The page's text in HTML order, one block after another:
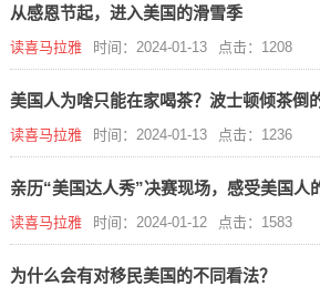
从感恩节起，进入美国的滑雪季
读喜马拉雅 时间：2024-01-13 点击：1208
美国人为啥只能在家喝茶？波士顿倾茶倒
读喜马拉雅 时间：2024-01-13 点击：1236
亲历“美国达人秀”决赛现场，感受美国人
读喜马拉雅 时间：2024-01-12 点击：1583
为什么会有对移民美国的不同看法？